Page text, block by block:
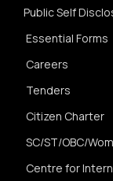
Public Self
Essential Forms
Careers
Tenders
Citizen Charter
SC/ST/OBC/
Centre for